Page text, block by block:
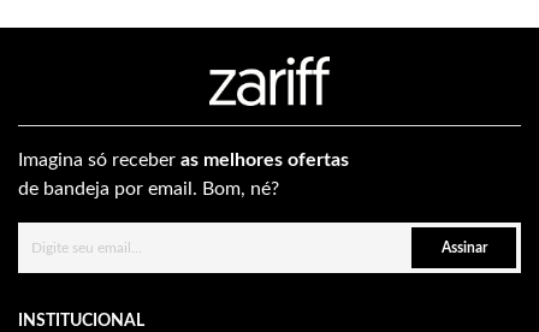
Imagina só receber as melhores ofertas
de bandeja por email. Bom, né?
Assinar
INSTITUCIONAL